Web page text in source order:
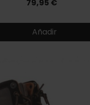
79,95 €
Añadir